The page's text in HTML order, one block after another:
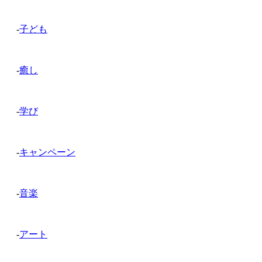
-子ども
-癒し
-学び
-キャンペーン
-音楽
-アート